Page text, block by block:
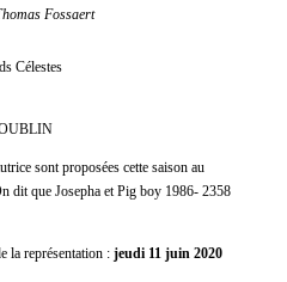
Fossaert
Célestes
sont proposées cette saison au
dit que Josepha et Pig boy 1986- 2358
la représentation :jeudi 11 juin 2020